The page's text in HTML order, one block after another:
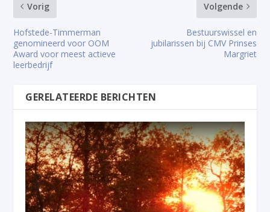
Vorig
Hofstede-Timmerman
genomineerd voor OOM
Award voor meest actieve
leerbedrijf
Volgende
Bestuurswissel en
jubilarissen bij CMV Prinses
Margriet
GERELATEERDE BERICHTEN